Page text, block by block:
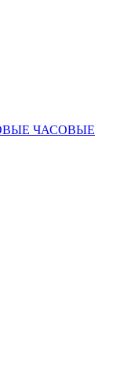
ЧАСОВЫЕ